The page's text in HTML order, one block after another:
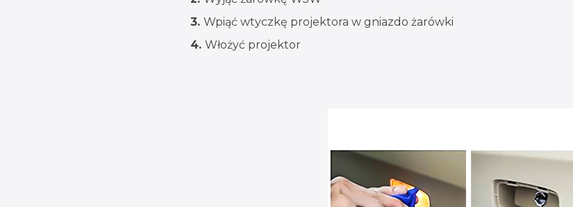
3.Wpiąć wtyczkę projektora w gniazdo żarówki
4.Włożyć projektor